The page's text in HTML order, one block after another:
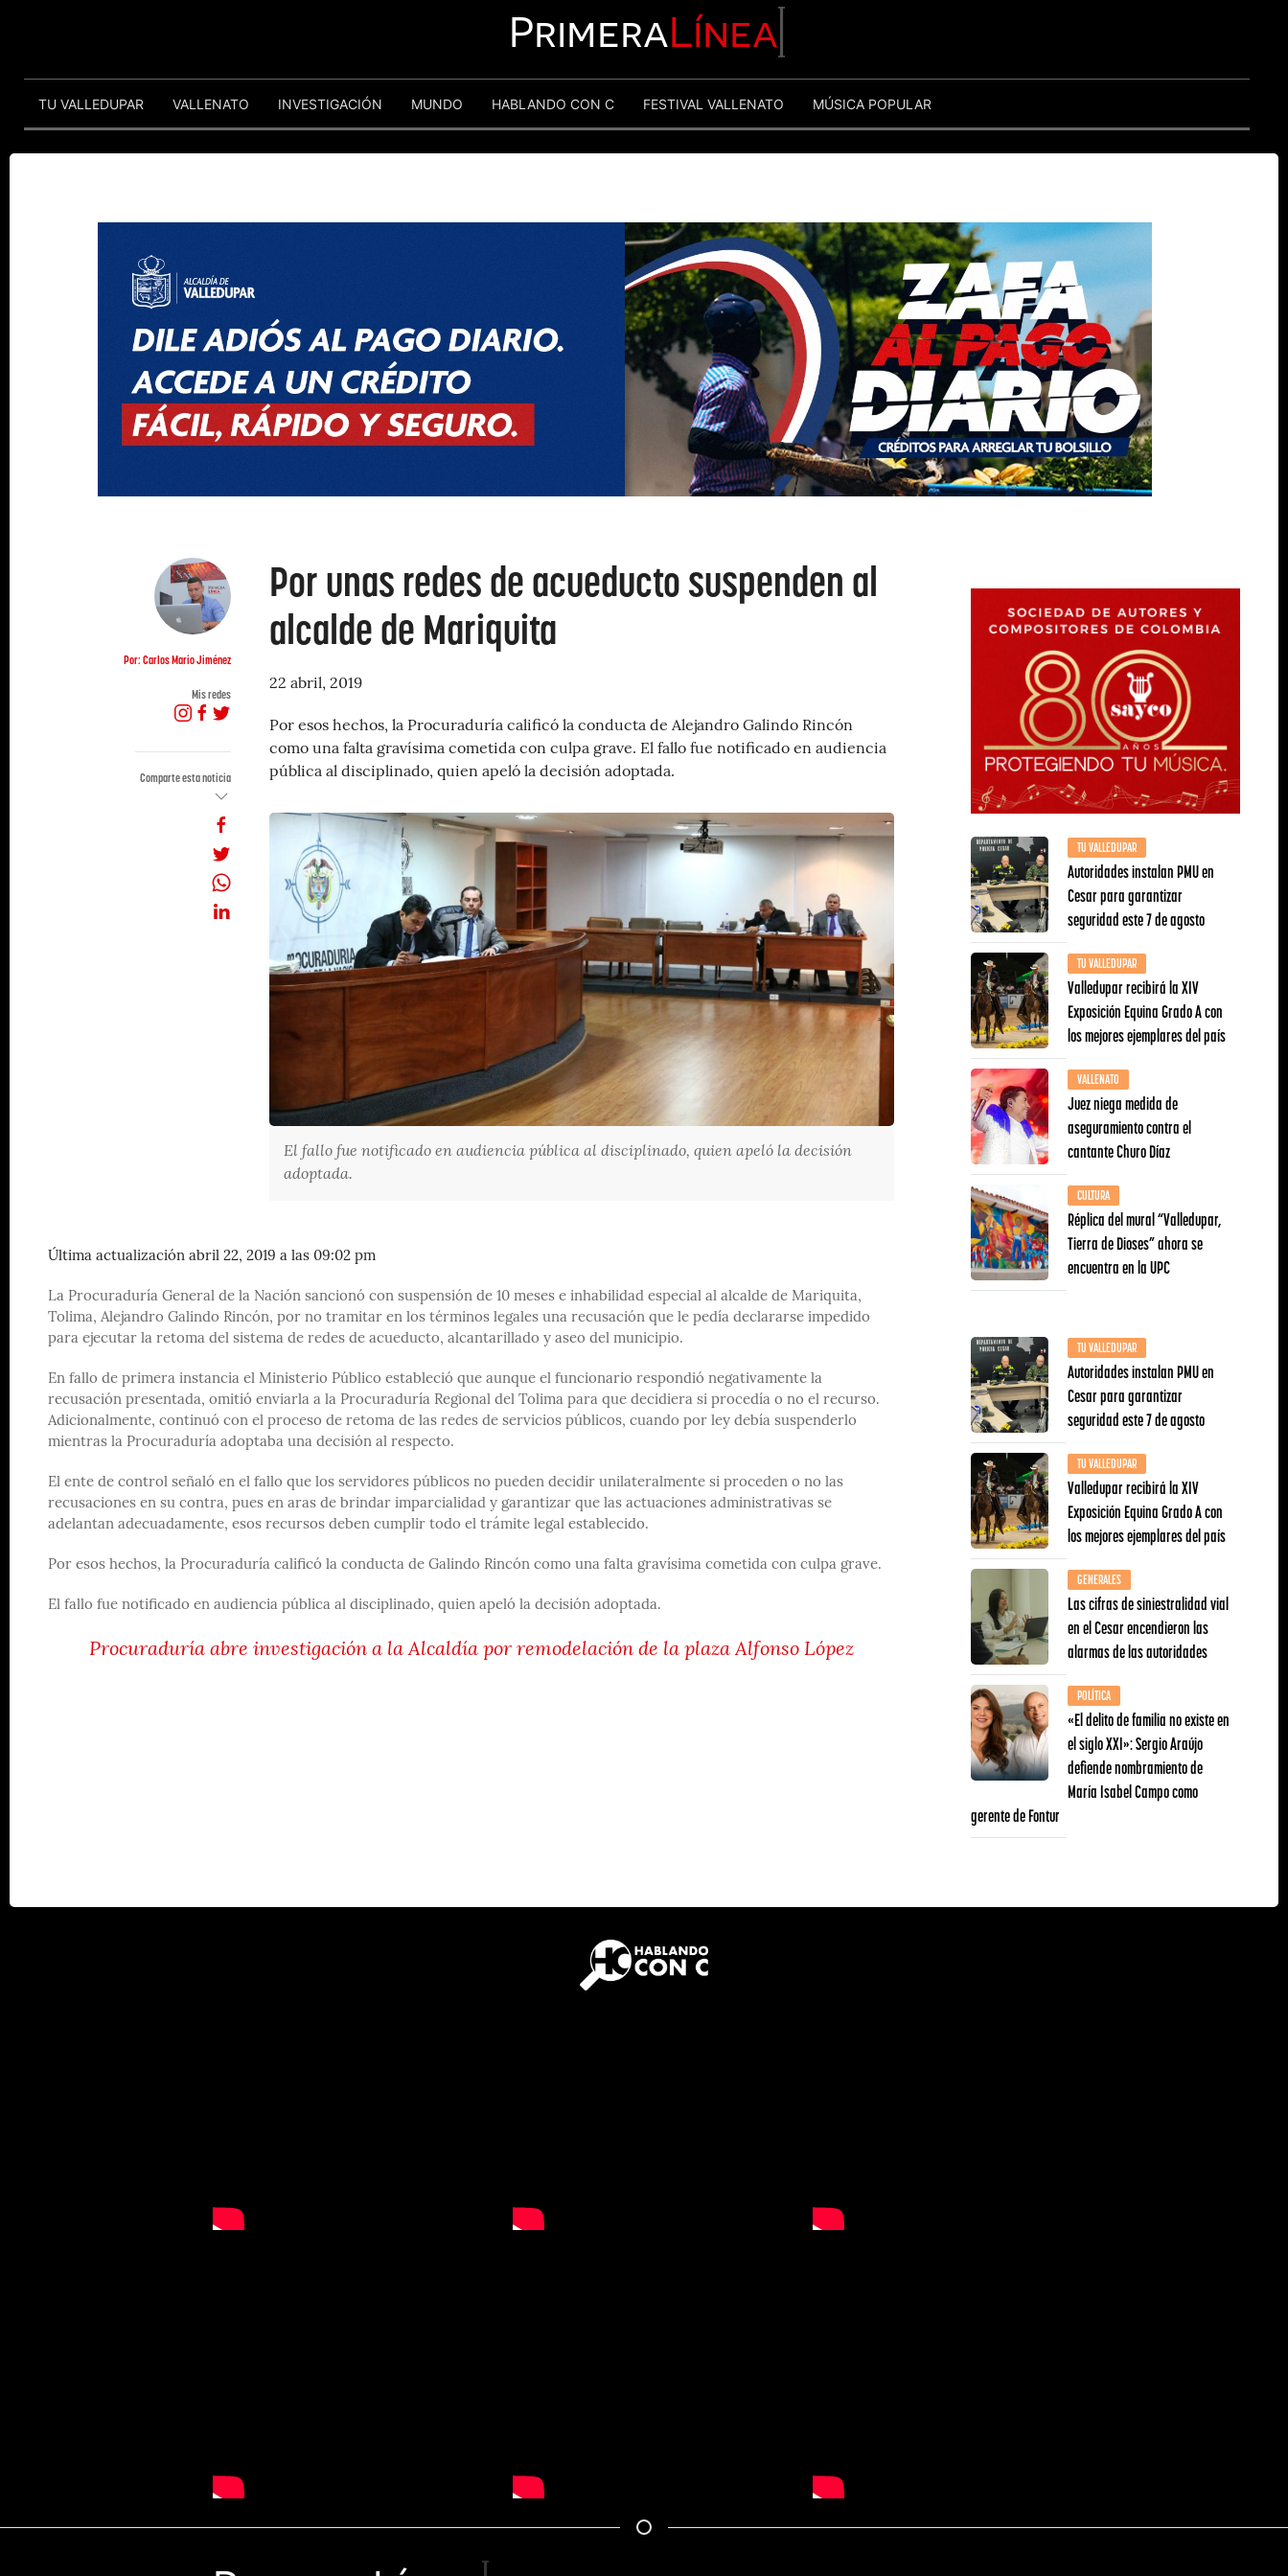
PrimeraLínea
TU VALLEDUPAR VALLENATO INVESTIGACIÓN MUNDO HABLANDO CON C FESTIVAL VALLENATO MÚSICA POPULAR
Por: Carlos Mario Jiménez
Mis redes
Comparte esta noticia
Por unas redes de acueducto suspenden al
alcalde de Mariquita
22 abril, 2019
Por esos hechos, la Procuraduría calificó la conducta de Alejandro Galindo Rincón
como una falta gravísima cometida con culpa grave. El fallo fue notificado en audiencia
pública al disciplinado, quien apeló la decisión adoptada.
El fallo fue notificado en audiencia pública al disciplinado, quien apeló la decisión
adoptada.
Última actualización abril 22, 2019 a las 09:02 pm
La Procuraduría General de la Nación sancionó con suspensión de 10 meses e inhabilidad especial al alcalde de Mariquita,
Tolima, Alejandro Galindo Rincón, por no tramitar en los términos legales una recusación que le pedía declararse impedido
para ejecutar la retoma del sistema de redes de acueducto, alcantarillado y aseo del municipio.
En fallo de primera instancia el Ministerio Público estableció que aunque el funcionario respondió negativamente la
recusación presentada, omitió enviarla a la Procuraduría Regional del Tolima para que decidiera si procedía o no el recurso.
Adicionalmente, continuó con el proceso de retoma de las redes de servicios públicos, cuando por ley debía suspenderlo
mientras la Procuraduría adoptaba una decisión al respecto.
El ente de control señaló en el fallo que los servidores públicos no pueden decidir unilateralmente si proceden o no las
recusaciones en su contra, pues en aras de brindar imparcialidad y garantizar que las actuaciones administrativas se
adelantan adecuadamente, esos recursos deben cumplir todo el trámite legal establecido.
Por esos hechos, la Procuraduría calificó la conducta de Galindo Rincón como una falta gravísima cometida con culpa grave.
El fallo fue notificado en audiencia pública al disciplinado, quien apeló la decisión adoptada.
Procuraduría abre investigación a la Alcaldía por remodelación de la plaza Alfonso López
TU VALLEDUPAR
Autoridades instalan PMU en
Cesar para garantizar
seguridad este 7 de agosto
TU VALLEDUPAR
Valledupar recibirá la XIV
Exposición Equina Grado A con
los mejores ejemplares del país
VALLENATO
Juez niega medida de
aseguramiento contra el
cantante Churo Díaz
CULTURA
Réplica del mural “Valledupar,
Tierra de Dioses” ahora se
encuentra en la UPC
TU VALLEDUPAR
Autoridades instalan PMU en
Cesar para garantizar
seguridad este 7 de agosto
TU VALLEDUPAR
Valledupar recibirá la XIV
Exposición Equina Grado A con
los mejores ejemplares del país
GENERALES
Las cifras de siniestralidad vial
en el Cesar encendieron las
alarmas de las autoridades
POLÍTICA
«El delito de familia no existe en
el siglo XXI»: Sergio Araújo
defiende nombramiento de
María Isabel Campo como
gerente de Fontur